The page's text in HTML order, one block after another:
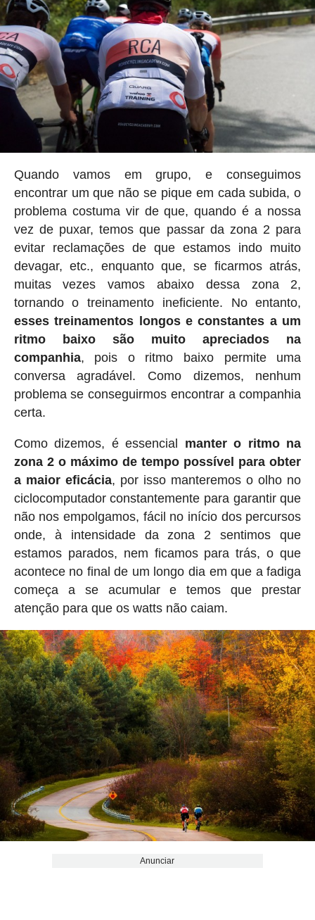
Quando vamos em grupo, e conseguimos
encontrar um que não se pique em cada subida, o
problema costuma vir de que, quando é a nossa
vez de puxar, temos que passar da zona 2 para
evitar reclamações de que estamos indo muito
devagar, etc., enquanto que, se ficarmos atrás,
muitas vezes vamos abaixo dessa zona 2,
tornando o treinamento ineficiente. No entanto,
esses treinamentos longos e constantes a um
ritmo baixo são muito apreciados na
companhia, pois o ritmo baixo permite uma
conversa agradável. Como dizemos, nenhum
problema se conseguirmos encontrar a companhia
certa.
Como dizemos, é essencial manter o ritmo na
zona 2 o máximo de tempo possível para obter
a maior eficácia, por isso manteremos o olho no
ciclocomputador constantemente para garantir que
não nos empolgamos, fácil no início dos percursos
onde, à intensidade da zona 2 sentimos que
estamos parados, nem ficamos para trás, o que
acontece no final de um longo dia em que a fadiga
começa a se acumular e temos que prestar
atenção para que os watts não caiam.
Anunciar